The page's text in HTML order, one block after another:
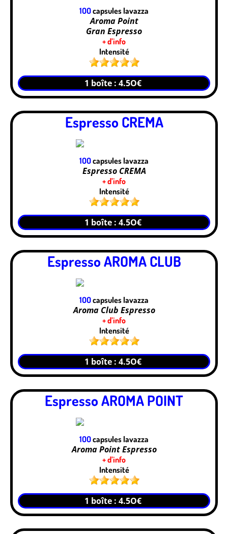
1OOcapsules lavazza
Aroma Point
Gran Espresso
+ d’info
Intensité
1 boîte : 4.5O€
Espresso CREMA
1OOcapsules lavazza
Espresso CREMA
+ d’info
Intensité
1 boîte : 4.5O€
Espresso AROMA CLUB
1OOcapsules lavazza
Aroma Club Espresso
+ d’info
Intensité
1 boîte : 4.5O€
Espresso AROMA POINT
1OOcapsules lavazza
Aroma Point Espresso
+ d’info
Intensité
1 boîte : 4.5O€